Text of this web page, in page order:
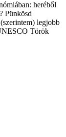
heréből
Pünkösd
legjobb
Török